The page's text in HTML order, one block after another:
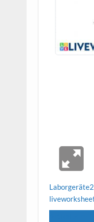
Laborgeräte2
live